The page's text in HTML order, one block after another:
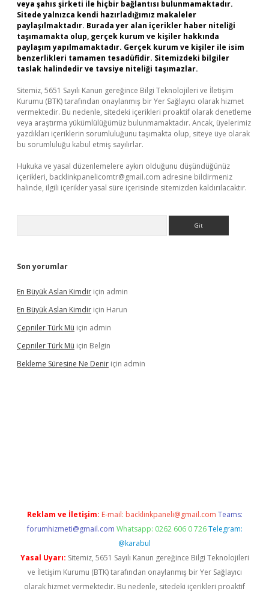
veya şahıs şirketi ile hiçbir bağlantısı bulunmamaktadır.
Sitede yalnızca kendi hazırladığımız makaleler
paylaşılmaktadır. Burada yer alan içerikler haber niteliği
taşımamakta olup, gerçek kurum ve kişiler hakkında
paylaşım yapılmamaktadır. Gerçek kurum ve kişiler ile isim
benzerlikleri tamamen tesadüfidir. Sitemizdeki bilgiler
taslak halindedir ve tavsiye niteliği taşımazlar.
Sitemiz, 5651 Sayılı Kanun gereğince Bilgi Teknolojileri ve İletişim
Kurumu (BTK) tarafından onaylanmış bir Yer Sağlayıcı olarak hizmet
vermektedir. Bu nedenle, sitedeki içerikleri proaktif olarak denetleme
veya araştırma yükümlülüğümüz bulunmamaktadır. Ancak, üyelerimiz
yazdıkları içeriklerin sorumluluğunu taşımakta olup, siteye üye olarak
bu sorumluluğu kabul etmiş sayılırlar.
Hukuka ve yasal düzenlemelere aykırı olduğunu düşündüğünüz
içerikleri, backlinkpanelicomtr@gmail.com adresine bildirmeniz
halinde, ilgili içerikler yasal süre içerisinde sitemizden kaldırılacaktır.
Son yorumlar
En Büyük Aslan Kimdir için admin
En Büyük Aslan Kimdir için Harun
Çepniler Türk Mü için admin
Çepniler Türk Mü için Belgin
Bekleme Süresine Ne Denir için admin
Reklam ve İletişim: E-mail: backlinkpaneli@gmail.com Teams:
forumhizmeti@gmail.com Whatsapp: 0262 606 0 726 Telegram:
@karabul
Yasal Uyarı: Sitemiz, 5651 Sayılı Kanun gereğince Bilgi Teknolojileri
ve İletişim Kurumu (BTK) tarafından onaylanmış bir Yer Sağlayıcı
olarak hizmet vermektedir. Bu nedenle, sitedeki içerikleri proaktif